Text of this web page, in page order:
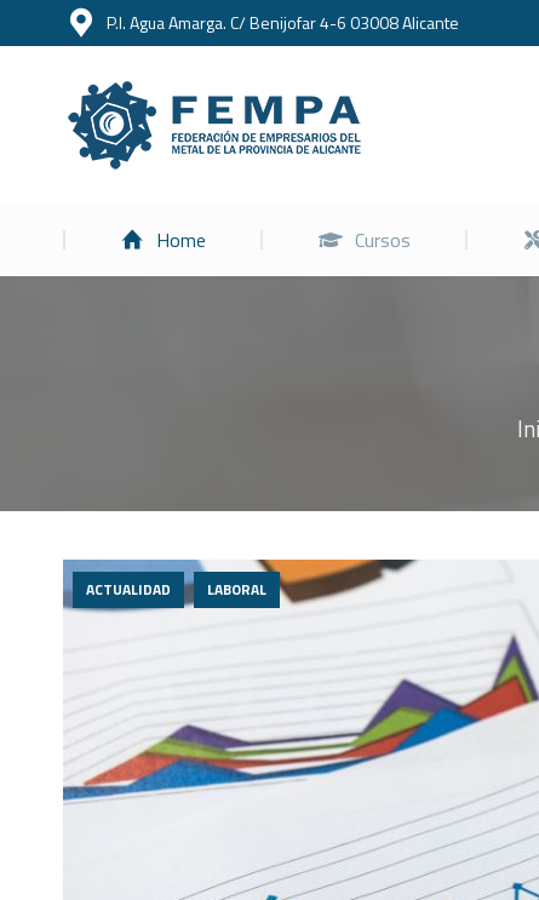
P.I. Agua Amarga. C/ Benijofar 4-6 03008 Alicante
Home Cursos
ACTUALIDAD LABORAL
Home